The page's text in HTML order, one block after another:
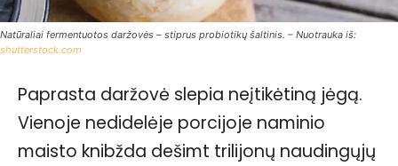
Natūraliai fermentuotos daržovės – stiprus probiotikų šaltinis. – Nuotrauka iš:
shutterstock.com
Paprasta daržovė slepia neįtikėtiną jėgą.
Vienoje nedidelėje porcijoje naminio
maisto knibžda dešimt trilijonų naudingųjų